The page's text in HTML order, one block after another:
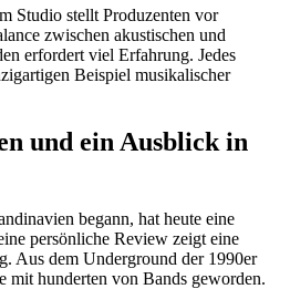
Studio stellt Produzenten vor
zwischen akustischen und
erfordert viel Erfahrung. Jedes
Beispiel musikalischer
und ein Ausblick in
begann, hat heute eine
persönliche Review zeigt eine
Aus dem Underground der 1990er
mit hunderten von Bands geworden.